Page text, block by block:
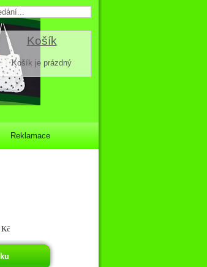
Košík
Košík je prázdný
Reklamace
Kč